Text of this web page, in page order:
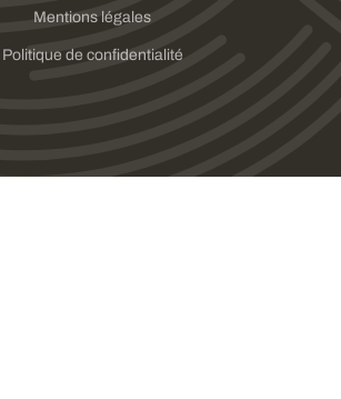
Mentions légales
Politique de confidentialité